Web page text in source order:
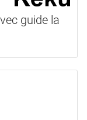
guide la